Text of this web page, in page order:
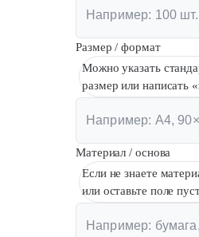
Размер / формат
Можно указать
размер или написать
Материал / основа
Если не знаете
или оставьте поле